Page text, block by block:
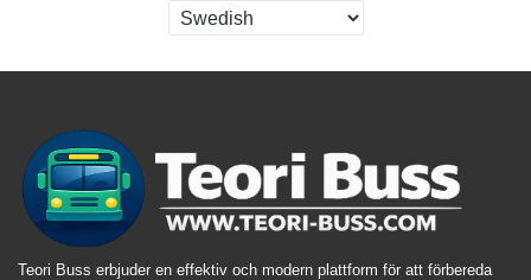
Teori Buss erbjuder en effektiv och modern plattform för att förbereda